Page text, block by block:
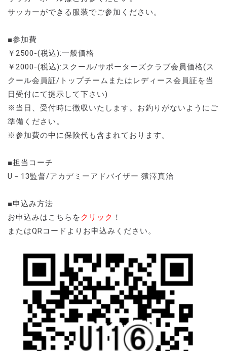
サッカーができる服装でご参加ください。
■参加費
￥2500-(税込):一般価格
￥2000-(税込):スクール/サポーターズクラブ会員価格(ス
クール会員証/トップチームまたはレディース会員証を当
日受付にて提示して下さい)
※当日、受付時に徴収いたします。お釣りがないようにご
準備ください。
※参加費の中に保険代も含まれております。
■担当コーチ
U－13監督/アカデミーアドバイザー 猿澤真治
■申込み方法
お申込みはこちらをクリック ！
またはQRコードよりお申込みください。